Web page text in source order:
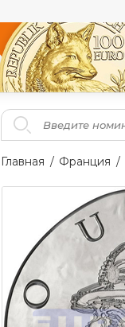
Главная Франция